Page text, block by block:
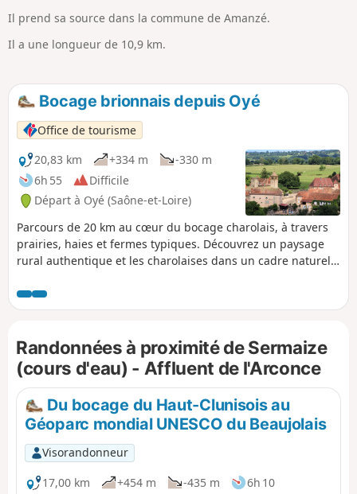
Il prend sa source dans la commune de Amanzé.
Il a une longueur de 10,9 km.
Bocage brionnais depuis Oyé
Office de tourisme
20,83 km
+334 m
-330 m
6h 55
Difficile
Départ à Oyé (Saône-et-Loire)
Parcours de 20 km au cœur du bocage charolais, à travers
prairies, haies et fermes typiques. Découvrez un paysage
rural authentique et les charolaises dans un cadre naturel
Chaumont, que vous pourrez apercevoir depuis la route.
Randonnées à proximité de Sermaize
(cours d'eau) - Affluent de l'Arconce
Du bocage du Haut-Clunisois au
Géoparc mondial UNESCO du Beaujolais
Visorandonneur
17,00 km
+454 m -435 m
6h 10